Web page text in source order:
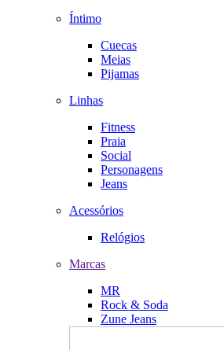
Íntimo
Cuecas
Meias
Pijamas
Linhas
Fitness
Praia
Social
Personagens
Jeans
Acessórios
Relógios
Marcas
MR
Rock & Soda
Zune Jeans